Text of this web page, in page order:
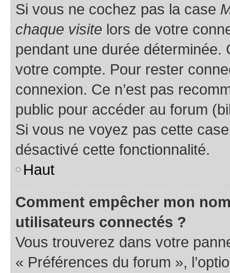
Si vous ne cochez pas la case
chaque visite lors de votre
pendant une durée déterminée.
votre compte. Pour rester
connexion. Ce n’est pas
public pour accéder au forum
Si vous ne voyez pas cette
désactivé cette fonctionnalité.
Haut
Comment empêcher mon
utilisateurs connectés ?
Vous trouverez dans votre
« Préférences du forum »,